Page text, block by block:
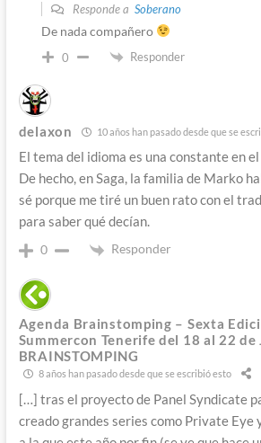
Responde a Soberano
De nada compañero
0 Responder
delaxon 10 años han pasado desde que se
El tema del idioma es una constante en
De hecho, en Saga, la familia de Marko
sé porque me tiré un buen rato con el
para saber qué decían.
0 Responder
Agenda Brainstomping – Sexta
Summercon Tenerife del 18 al 22 de
BRAINSTOMPING
8 años han pasado desde que se escribió esto
[…] tras el proyecto de Panel Syndicate
creado grandes series como Private Eye